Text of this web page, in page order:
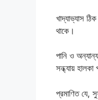
খাদ্যাভ্যাস
থাকে।
পানি ও
সন্ধ্যায় হালকা
প্রমাণিত যে,